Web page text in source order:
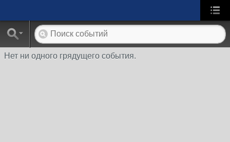
Нет ни одного грядущего события.